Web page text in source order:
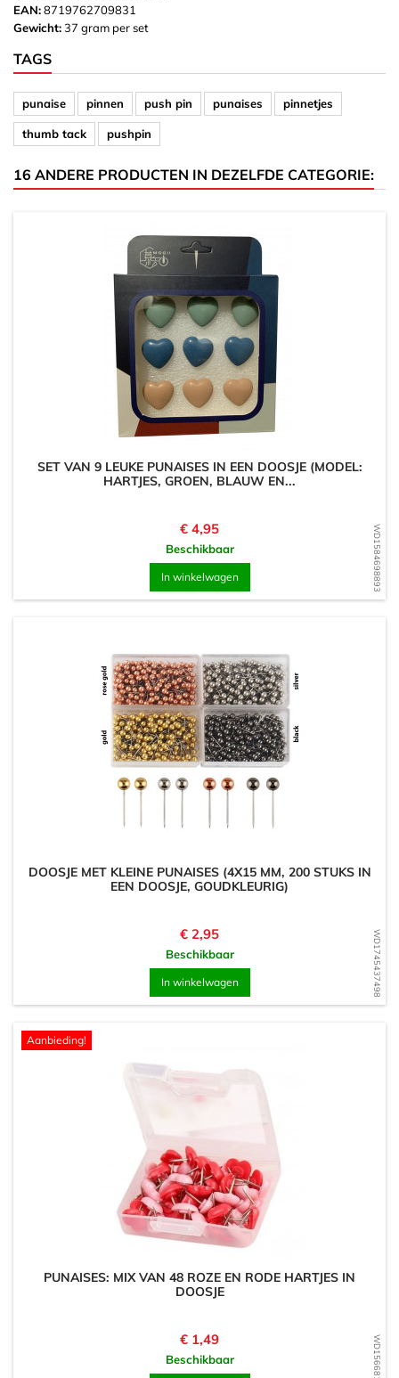
EAN:8719762709831
Gewicht:37 gram per set
TAGS
punaise pinnen push pin punaises pinnetjes
thumb tack pushpin
16 ANDERE PRODUCTEN IN DEZELFDE CATEGORIE:
WD1584698893
SET VAN 9 LEUKE PUNAISES IN EEN DOOSJE (MODEL:
HARTJES, GROEN, BLAUW EN...
Prijs
€ 4,95
Beschikbaar
In winkelwagen
WD1745437498
DOOSJE MET KLEINE PUNAISES (4X15 MM, 200 STUKS IN
EEN DOOSJE, GOUDKLEURIG)
Prijs
€ 2,95
Beschikbaar
In winkelwagen
Aanbieding!
PUNAISES: MIX VAN 48 ROZE EN RODE HARTJES IN
DOOSJE
Prijs
€ 1,49
Beschikbaar